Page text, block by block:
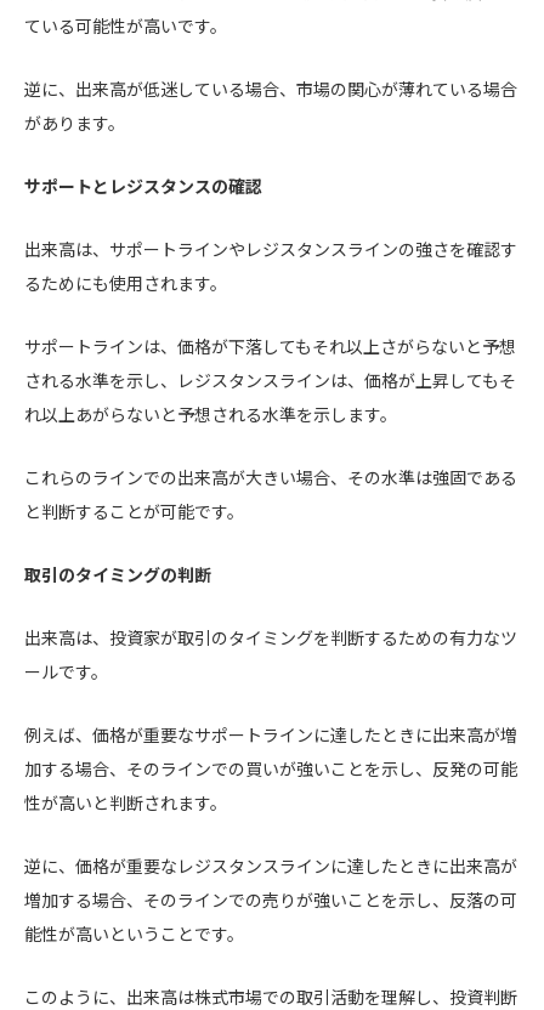
ている可能性が高いです。
逆に、出来高が低迷している場合、市場の関心が薄れている場合
があります。
サポートとレジスタンスの確認
出来高は、サポートラインやレジスタンスラインの強さを確認す
るためにも使用されます。
サポートラインは、価格が下落してもそれ以上さがらないと予想
される水準を示し、レジスタンスラインは、価格が上昇してもそ
れ以上あがらないと予想される水準を示します。
これらのラインでの出来高が大きい場合、その水準は強固である
と判断することが可能です。
取引のタイミングの判断
出来高は、投資家が取引のタイミングを判断するための有力なツ
ールです。
例えば、価格が重要なサポートラインに達したときに出来高が増
加する場合、そのラインでの買いが強いことを示し、反発の可能
性が高いと判断されます。
逆に、価格が重要なレジスタンスラインに達したときに出来高が
増加する場合、そのラインでの売りが強いことを示し、反落の可
能性が高いということです。
このように、出来高は株式市場での取引活動を理解し、投資判断